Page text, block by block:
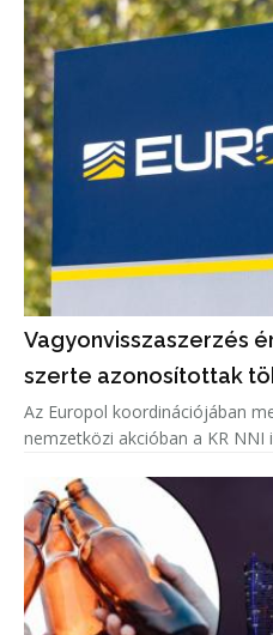
Vagyonvisszaszerzés
szerte azonosítottak
Az Europol koordinációjában
nemzetközi akcióban a KR NNI